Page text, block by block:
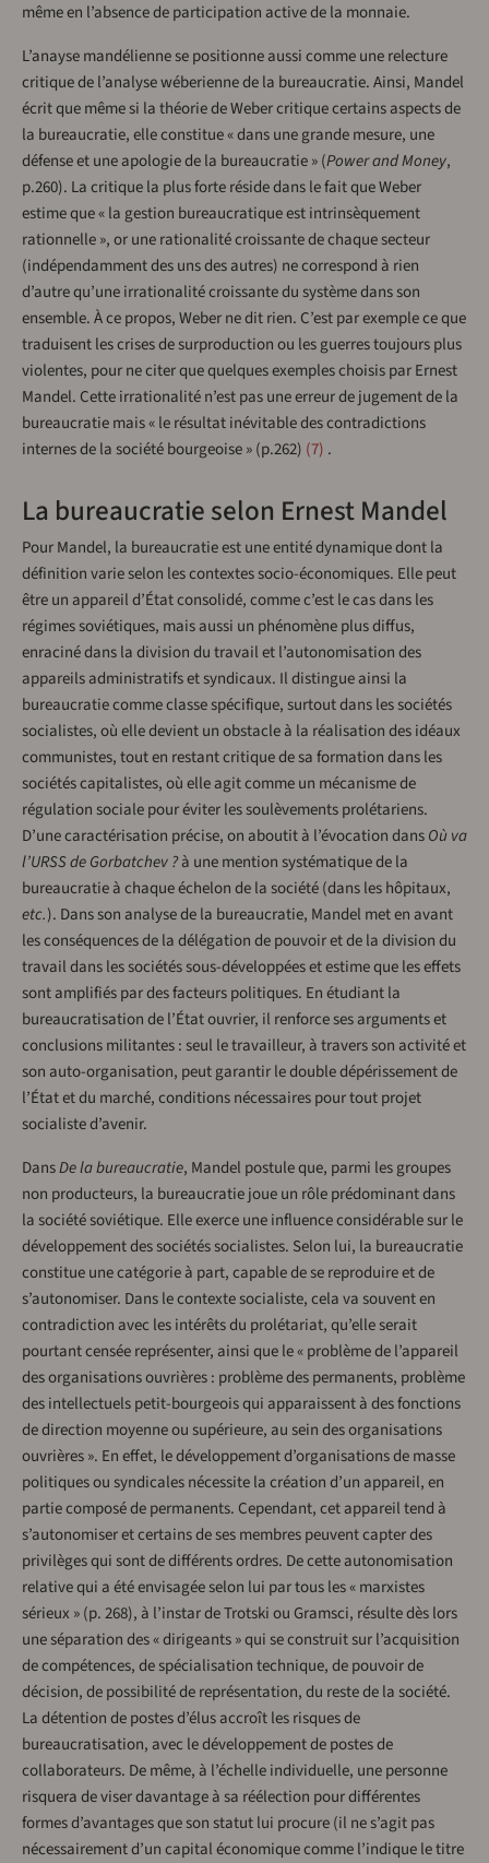
même en l’absence de participation active de la monnaie.
L’anayse mandélienne se positionne aussi comme une relecture
critique de l’analyse wéberienne de la bureaucratie. Ainsi, Mandel
écrit que même si la théorie de Weber critique certains aspects de
la bureaucratie, elle constitue « dans une grande mesure, une
défense et une apologie de la bureaucratie » (Power and Money,
p.260). La critique la plus forte réside dans le fait que Weber
estime que « la gestion bureaucratique est intrinsèquement
rationnelle », or une rationalité croissante de chaque secteur
(indépendamment des uns des autres) ne correspond à rien
d’autre qu’une irrationalité croissante du système dans son
ensemble. À ce propos, Weber ne dit rien. C’est par exemple ce que
traduisent les crises de surproduction ou les guerres toujours plus
violentes, pour ne citer que quelques exemples choisis par Ernest
Mandel. Cette irrationalité n’est pas une erreur de jugement de la
bureaucratie mais « le résultat inévitable des contradictions
internes de la société bourgeoise » (p.262) 7 .
La bureaucratie selon Ernest Mandel
Pour Mandel, la bureaucratie est une entité dynamique dont la
définition varie selon les contextes socio-économiques. Elle peut
être un appareil d’État consolidé, comme c’est le cas dans les
régimes soviétiques, mais aussi un phénomène plus diffus,
enraciné dans la division du travail et l’autonomisation des
appareils administratifs et syndicaux. Il distingue ainsi la
bureaucratie comme classe spécifique, surtout dans les sociétés
socialistes, où elle devient un obstacle à la réalisation des idéaux
communistes, tout en restant critique de sa formation dans les
sociétés capitalistes, où elle agit comme un mécanisme de
régulation sociale pour éviter les soulèvements prolétariens.
D’une caractérisation précise, on aboutit à l’évocation dansOù va
l’URSS de Gorbatchev ?à une mention systématique de la
bureaucratie à chaque échelon de la société (dans les hôpitaux,
etc.). Dans son analyse de la bureaucratie, Mandel met en avant
les conséquences de la délégation de pouvoir et de la division du
travail dans les sociétés sous-développées et estime que les effets
sont amplifiés par des facteurs politiques. En étudiant la
bureaucratisation de l’État ouvrier, il renforce ses arguments et
conclusions militantes : seul le travailleur, à travers son activité et
son auto-organisation, peut garantir le double dépérissement de
l’État et du marché, conditions nécessaires pour tout projet
socialiste d’avenir.
DansDe la bureaucratie, Mandel postule que, parmi les groupes
non producteurs, la bureaucratie joue un rôle prédominant dans
la société soviétique. Elle exerce une influence considérable sur le
développement des sociétés socialistes. Selon lui, la bureaucratie
constitue une catégorie à part, capable de se reproduire et de
s’autonomiser. Dans le contexte socialiste, cela va souvent en
contradiction avec les intérêts du prolétariat, qu’elle serait
pourtant censée représenter, ainsi que le « problème de l’appareil
des organisations ouvrières : problème des permanents, problème
des intellectuels petit-bourgeois qui apparaissent à des fonctions
de direction moyenne ou supérieure, au sein des organisations
ouvrières ». En effet, le développement d’organisations de masse
politiques ou syndicales nécessite la création d’un appareil, en
partie composé de permanents. Cependant, cet appareil tend à
s’autonomiser et certains de ses membres peuvent capter des
privilèges qui sont de différents ordres. De cette autonomisation
relative qui a été envisagée selon lui par tous les « marxistes
sérieux » (p. 268), à l’instar de Trotski ou Gramsci, résulte dès lors
une séparation des « dirigeants » qui se construit sur l’acquisition
de compétences, de spécialisation technique, de pouvoir de
décision, de possibilité de représentation, du reste de la société.
La détention de postes d’élus accroît les risques de
bureaucratisation, avec le développement de postes de
collaborateurs. De même, à l’échelle individuelle, une personne
risquera de viser davantage à sa réélection pour différentes
formes d’avantages que son statut lui procure (il ne s’agit pas
nécessairement d’un capital économique comme l’indique le titre